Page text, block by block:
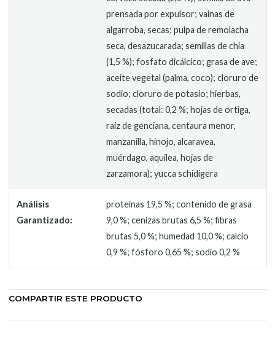
prensada por expulsor; vainas de
algarroba, secas; pulpa de remolacha
seca, desazucarada; semillas de chía
(1,5 %); fosfato dicálcico; grasa de ave;
aceite vegetal (palma, coco); cloruro de
sodio; cloruro de potasio; hierbas,
secadas (total: 0,2 %; hojas de ortiga,
raíz de genciana, centaura menor,
manzanilla, hinojo, alcaravea,
muérdago, aquilea, hojas de
zarzamora); yucca schidigera
Análisis
Garantizado:
proteínas 19,5 %; contenido de grasa
9,0 %; cenizas brutas 6,5 %; fibras
brutas 5,0 %; humedad 10,0 %; calcio
0,9 %; fósforo 0,65 %; sodio 0,2 %
COMPARTIR ESTE PRODUCTO